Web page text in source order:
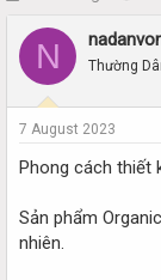
r
a
s
a
t
e
r
a
e
N Thường
7 August 2023
Phong cách thiết
Sản phẩm
nhiên.